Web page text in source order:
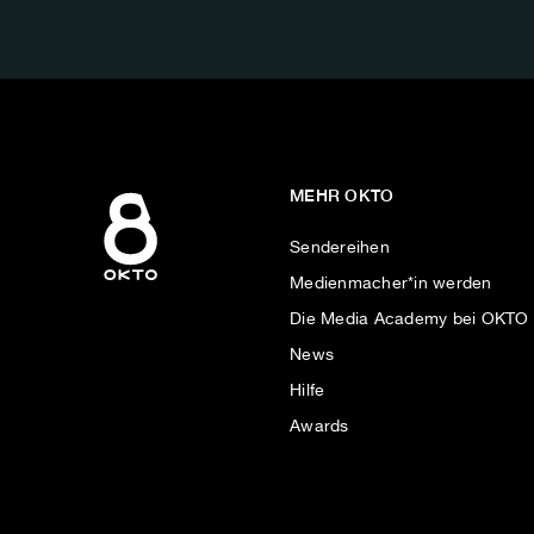
MEHR OKTO
Sendereihen
Medienmacher*in werden
Die Media Academy bei OKTO
News
Hilfe
Awards